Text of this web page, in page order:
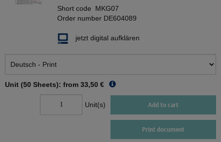
Short code MKG07
Order number DE604089
jetzt digital aufklären
Unit (50 Sheets): from 33,50 €
Unit(s) Add to cart
Print document